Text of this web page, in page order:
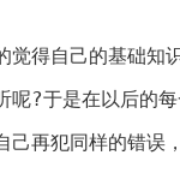
觉得自己的基础知
呢?于是在以后的
己再犯同样的错误